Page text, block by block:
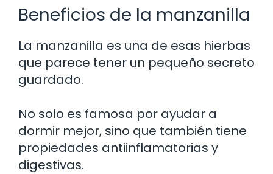
Beneficios de la manzanilla
La manzanilla es una de esas hierbas
que parece tener un pequeño secreto
guardado.
No solo es famosa por ayudar a
dormir mejor, sino que también tiene
propiedades antiinflamatorias y
digestivas.